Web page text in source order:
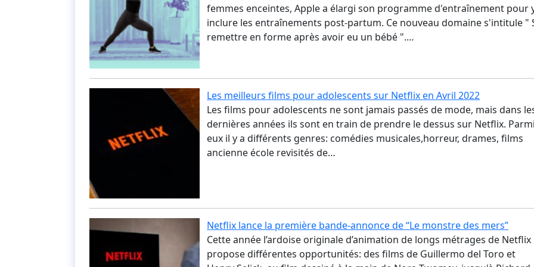
femmes enceintes, Apple a élargi son programme d'entraînement pour
inclure les entraînements post-partum. Ce nouveau domaine s'intitule "
remettre en forme après avoir eu un bébé ".…
Les meilleurs films pour adolescents sur Netflix en Avril 2022
Les films pour adolescents ne sont jamais passés de mode, mais dans
dernières années ils sont en train de prendre le dessus sur Netflix. Parmi
eux il y a différents genres: comédies musicales,horreur, drames, films
ancienne école revisités de…
Netflix lance la première bande-annonce de “Le monstre des mers”
Cette année l’ardoise originale d’animation de longs métrages de Netflix
propose différentes opportunités: des films de Guillermo del Toro et